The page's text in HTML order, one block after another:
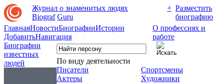
Журнал о знаменитых людях
Biograf Guru
+ Разместить
биографию
ГлавнаяНовостиБиографииИстории
ДобавитьНавигация
О профессиях и
работе
Биографии
известных
людей
По виду деятельности
Писатели
Актеры
Спортсмены
Художники